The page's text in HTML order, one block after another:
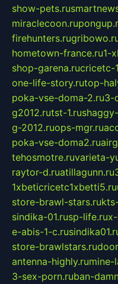
show-pets.ru
miraclecoon.ru
firehunters.ru
hometown-france.ru1-
shop-garena.rucricetc-
one-life-story.rutop-
poka-vse-doma-2.ru3-
g2012.rutst-1.ru
g-2012.ruops-mgr.ru
poka-vse-doma2.ru
tehosmotre.ruvarieta-
raytor-d.ruatillagunn.ru
1xbeticricetc1xbetti5.ru
store-brawl-stars.ru
sindika-01.rusp-life.ru
e-abis-1-c.ru
store-brawlstars.ru
antenna-highly.rumine-
3-sex-porn.ruban-